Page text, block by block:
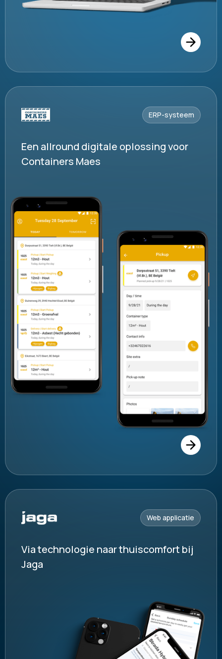
ERP-systeem
Een allround digitale oplossing voor
Containers Maes
Web applicatie
Via technologie naar thuiscomfort bij
Jaga